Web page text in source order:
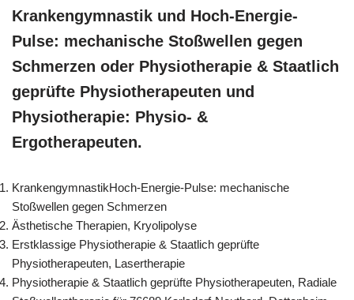
Krankengymnastik und Hoch-Energie-
Pulse: mechanische Stoßwellen gegen
Schmerzen oder Physiotherapie & Staatlich
geprüfte Physiotherapeuten und
Physiotherapie: Physio- &
Ergotherapeuten.
KrankengymnastikHoch-Energie-Pulse: mechanische
Stoßwellen gegen Schmerzen
Ästhetische Therapien, Kryolipolyse
Erstklassige Physiotherapie & Staatlich geprüfte
Physiotherapeuten, Lasertherapie
Physiotherapie & Staatlich geprüfte Physiotherapeuten, Radiale